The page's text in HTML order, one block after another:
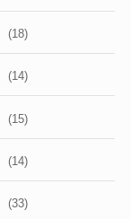
(18)
(14)
(15)
(14)
(33)